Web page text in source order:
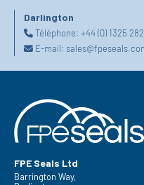
Darlington
Téléphone: +44 (0) 1325
E-mail:
FPE Seals Ltd
Barrington Way,